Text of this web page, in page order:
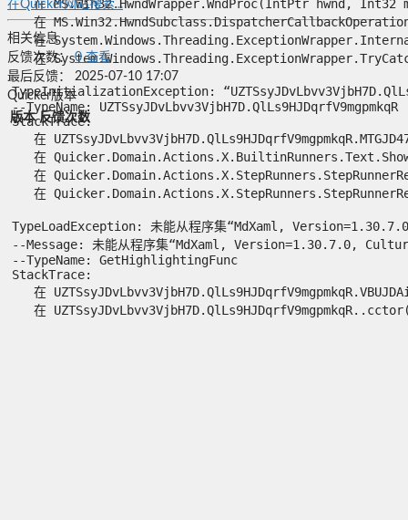
在 MS.Win32.HwndWrapper.WndProc(IntPtr hwnd,
在
在
在
TypeInitializationException:
--TypeName: UZTSsyJDvLbvv3VjbH7D.QlLs9HJDqrfV9mgpmkqR
StackTrace:
在
在
在
在
TypeLoadException: 未能从程序集“MdXaml,
--Message: 未能从程序集“MdXaml, Version=1.30.7.0,
--TypeName: GetHighlightingFunc
StackTrace:
在
在
在Quicker网站搜索...
相关信息
反馈次数： 0查看
最后反馈：
2025-07-10 17:07
Quicker版本
版本 反馈次数